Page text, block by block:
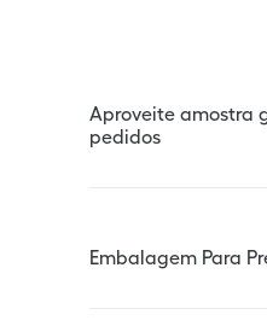
Aproveite amostra
pedidos
Embalagem Para